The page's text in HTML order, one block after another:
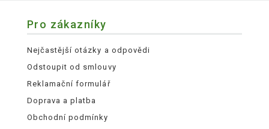
Pro zákazníky
Nejčastější otázky a odpovědi
Odstoupit od smlouvy
Reklamační formulář
Doprava a platba
Obchodní podmínky